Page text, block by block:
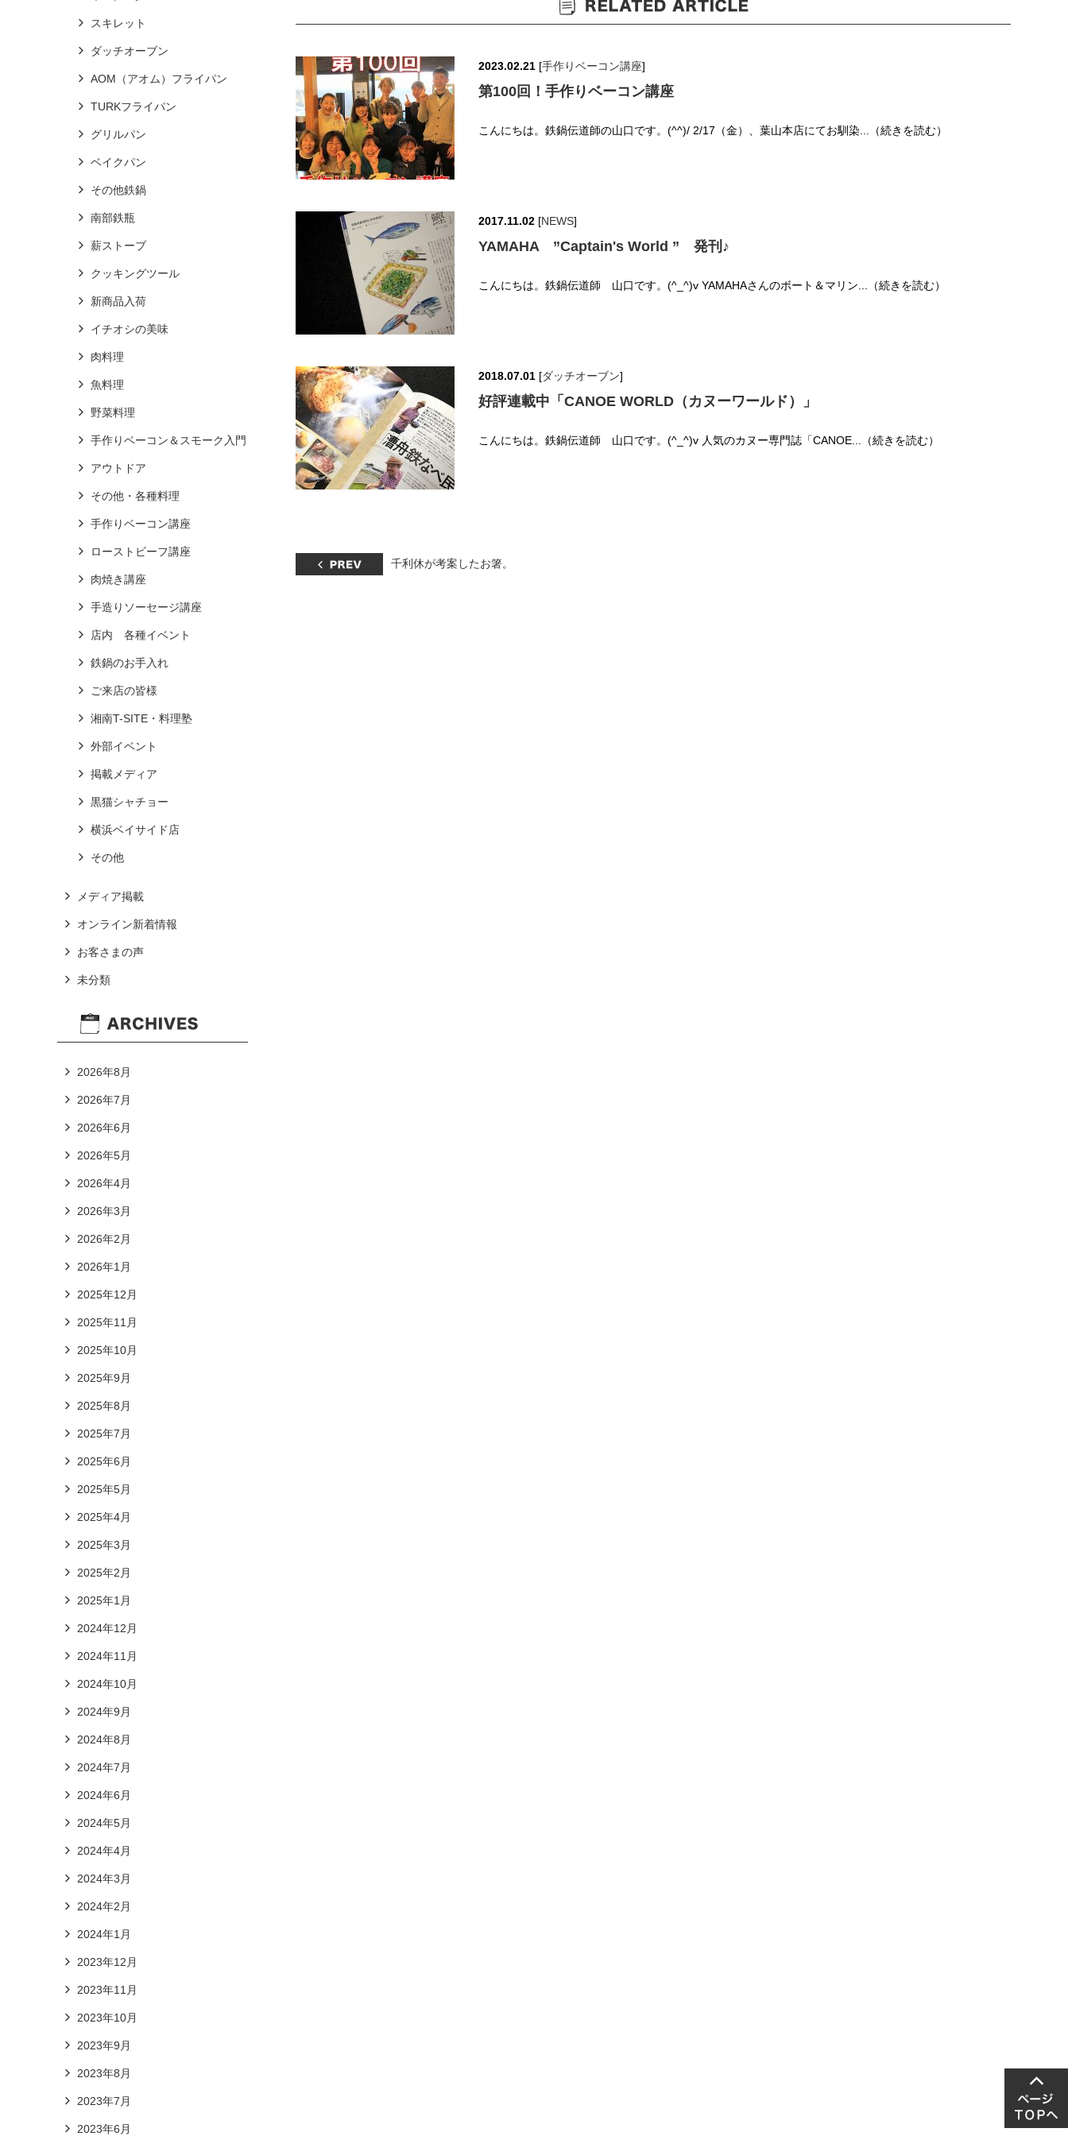
2023.02.21 [手作りベーコン講座]
第100回！手作りベーコン講座
こんにちは。鉄鍋伝道師の山口です。(^^)/ 2/17（金）、葉山本店にてお馴染...（続きを読む）
2017.11.02 [NEWS]
YAMAHA ”Captain's World ” 発刊♪
こんにちは。鉄鍋伝道師 山口です。(^_^)v YAMAHAさんのボート＆マリン...（続きを読む）
2018.07.01 [ダッチオーブン]
好評連載中「CANOE WORLD（カヌーワールド）」
こんにちは。鉄鍋伝道師 山口です。(^_^)v 人気のカヌー専門誌「CANOE...（続きを読む）
千利休が考案したお箸。
スキレット
ダッチオーブン
AOM（アオム）フライパン
TURKフライパン
グリルパン
ベイクパン
その他鉄鍋
南部鉄瓶
薪ストーブ
クッキングツール
新商品入荷
イチオシの美味
肉料理
魚料理
野菜料理
手作りベーコン＆スモーク入門
アウトドア
その他・各種料理
手作りベーコン講座
ローストビーフ講座
肉焼き講座
手造りソーセージ講座
店内 各種イベント
鉄鍋のお手入れ
ご来店の皆様
湘南T-SITE・料理塾
外部イベント
掲載メディア
黒猫シャチョー
横浜ベイサイド店
その他
メディア掲載
オンライン新着情報
お客さまの声
未分類
2026年8月
2026年7月
2026年6月
2026年5月
2026年4月
2026年3月
2026年2月
2026年1月
2025年12月
2025年11月
2025年10月
2025年9月
2025年8月
2025年7月
2025年6月
2025年5月
2025年4月
2025年3月
2025年2月
2025年1月
2024年12月
2024年11月
2024年10月
2024年9月
2024年8月
2024年7月
2024年6月
2024年5月
2024年4月
2024年3月
2024年2月
2024年1月
2023年12月
2023年11月
2023年10月
2023年9月
2023年8月
2023年7月
2023年6月